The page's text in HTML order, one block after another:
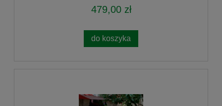
479,00 zł
do koszyka